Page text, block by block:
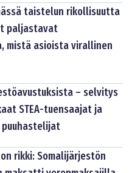
taistelun rikollisuutta
paljastavat
mistä asioista virallinen
– selvitys
STEA-tuensaajat ja
rikki: Somalijärjestön